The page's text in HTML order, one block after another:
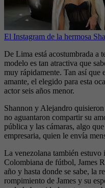
El Instagram de la hermosa
De Lima está acostumbrada a
modelo es tan atractiva que
muy rápidamente. Tan así que
amante, el elegido para esta
actor seis años menor.
Shannon y Alejandro
no aguantaron compartir su
pública y las cámaras, algo
empresaria, quien le envía
La venezolana también
Colombiana de fútbol, James
año y hasta donde se sabe, la
rompimiento de James y su